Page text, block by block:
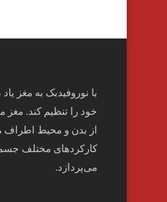
با نوروفیدبک به مغز
خود را تنظيم كند. مغز
از بدن و محيط اطراف
کارکردهای مختلف
می‌پردازد.